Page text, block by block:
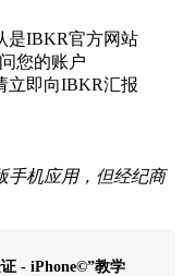
是IBKR官方网站
您的账户
立即向IBKR汇报
手机应用，但经纪商
- iPhone©”教学